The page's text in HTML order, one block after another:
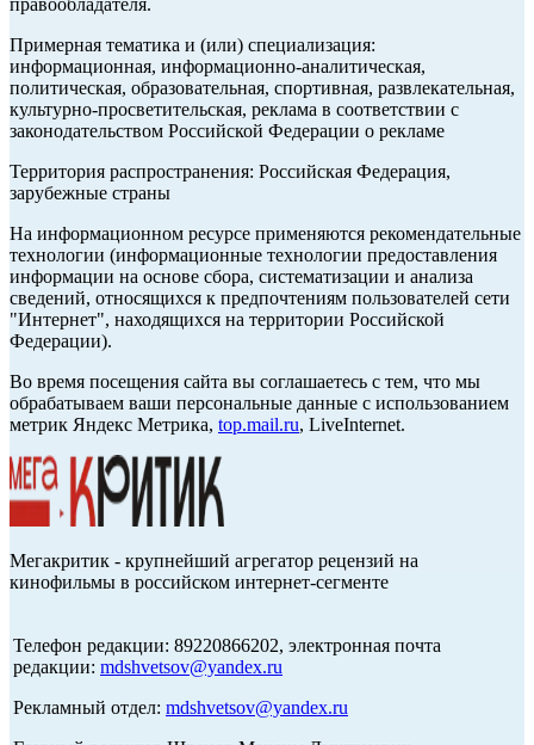
правообладателя.
Примерная тематика и (или) специализация:
информационная, информационно-аналитическая,
политическая, образовательная, спортивная, развлекательная,
культурно-просветительская, реклама в соответствии с
законодательством Российской Федерации о рекламе
Территория распространения: Российская Федерация,
зарубежные страны
На информационном ресурсе применяются рекомендательные
технологии (информационные технологии предоставления
информации на основе сбора, систематизации и анализа
сведений, относящихся к предпочтениям пользователей сети
"Интернет", находящихся на территории Российской
Федерации).
Во время посещения сайта вы соглашаетесь с тем, что мы
обрабатываем ваши персональные данные с использованием
метрик Яндекс Метрика, top.mail.ru, LiveInternet.
Мегакритик - крупнейший агрегатор рецензий на
кинофильмы в российском интернет-сегменте
Телефон редакции: 89220866202, электронная почта
редакции: mdshvetsov@yandex.ru
Рекламный отдел: mdshvetsov@yandex.ru